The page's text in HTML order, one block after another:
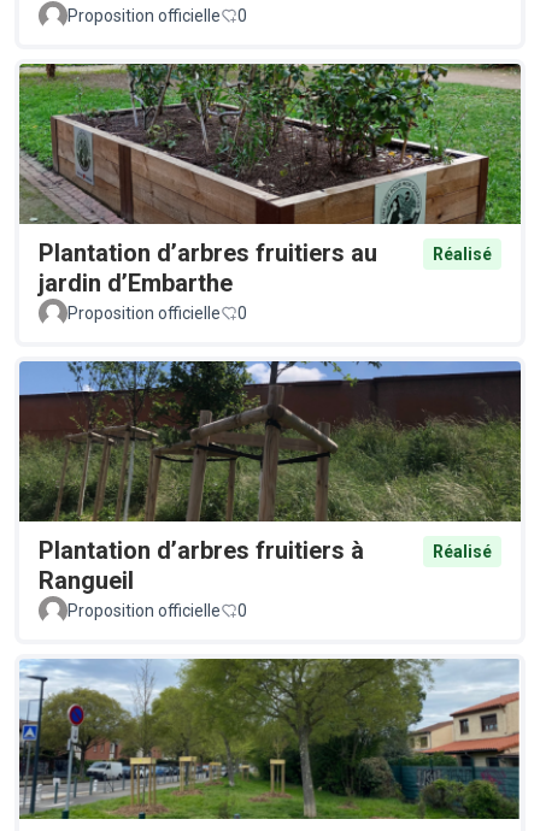
Proposition officielle 0
Plantation d’arbres fruitiers au
jardin d’Embarthe
Réalisé
Proposition officielle 0
Plantation d’arbres fruitiers à
Rangueil
Réalisé
Proposition officielle 0